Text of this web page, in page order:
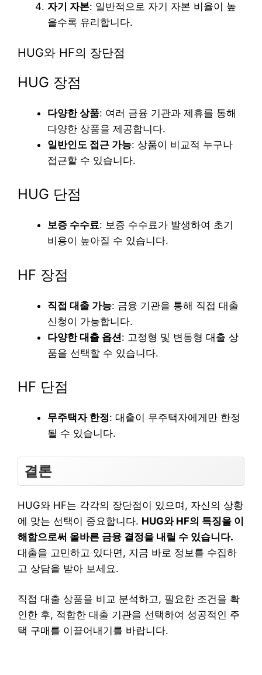
자기 자본: 일반적으로 자기 자본 비율이 높
을수록 유리합니다.
HUG와 HF의 장단점
HUG 장점
다양한 상품: 여러 금융 기관과 제휴를 통해
다양한 상품을 제공합니다.
일반인도 접근 가능: 상품이 비교적 누구나
접근할 수 있습니다.
HUG 단점
보증 수수료: 보증 수수료가 발생하여 초기
비용이 높아질 수 있습니다.
HF 장점
직접 대출 가능: 금융 기관을 통해 직접 대출
신청이 가능합니다.
다양한 대출 옵션: 고정형 및 변동형 대출 상
품을 선택할 수 있습니다.
HF 단점
무주택자 한정: 대출이 무주택자에게만 한정
될 수 있습니다.
결론
HUG와 HF는 각각의 장단점이 있으며, 자신의 상황
에 맞는 선택이 중요합니다. HUG와 HF의 특징을 이
해함으로써 올바른 금융 결정을 내릴 수 있습니다.
대출을 고민하고 있다면, 지금 바로 정보를 수집하
고 상담을 받아 보세요.
직접 대출 상품을 비교 분석하고, 필요한 조건을 확
인한 후, 적합한 대출 기관을 선택하여 성공적인 주
택 구매를 이끌어내기를 바랍니다.